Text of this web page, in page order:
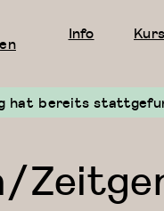
Info
hat bereits